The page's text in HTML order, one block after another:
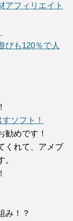
アフィリエイト
びも120％で人
ソフト！
めです！
くれて、アメブ
み！？